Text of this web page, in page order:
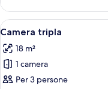
Economy
Apri
tutte
le
foto
per
3
Camera tripla
18 m²
1 camera
Per 3 persone